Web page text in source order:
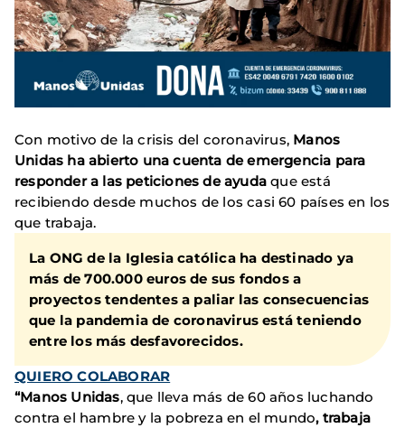
Con motivo de la crisis del coronavirus, Manos
Unidas ha abierto una cuenta de emergencia para
responder a las peticiones de ayudaque está
recibiendo desde muchos de los casi 60 países en los
que trabaja.
La ONG de la Iglesia católica ha destinado ya
más de 700.000 euros de sus fondos a
proyectos tendentes a paliar las consecuencias
que la pandemia de coronavirus está teniendo
entre los más desfavorecidos.
QUIERO COLABORAR
“Manos Unidas, que lleva más de 60 años luchando
contra el hambre y la pobreza en el mundo, trabaja